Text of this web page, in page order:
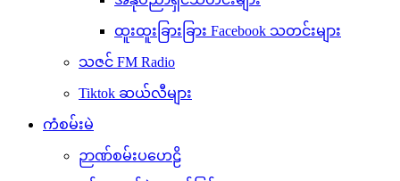
ထူးထူးခြားခြား Facebook သတင်းများ
သဇင် FM Radio
Tiktok ဆယ်လီများ
ကံစမ်းမဲ
ဉာဏ်စမ်းပဟေဠိ